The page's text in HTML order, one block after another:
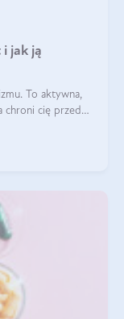
jak ją
To aktywna,
chroni cię przed